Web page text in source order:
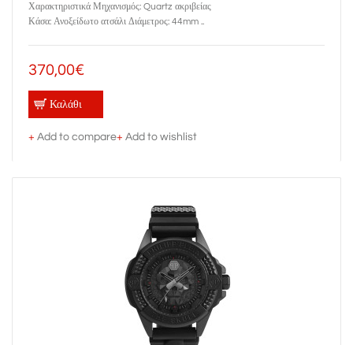
Χαρακτηριστικά Μηχανισμός: Quartz ακριβείας
Κάσα: Ανοξείδωτο ατσάλι Διάμετρος: 44mm ..
370,00€
Καλάθι
+ Add to compare+ Add to wishlist